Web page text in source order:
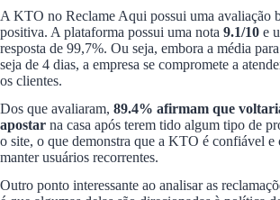
A KTO no Reclame Aqui possui uma avaliação
positiva. A plataforma possui uma nota 9.1/10 e
resposta de 99,7%. Ou seja, embora a média
seja de 4 dias, a empresa se compromete a
os clientes.
Dos que avaliaram, 89.4% afirmam que
apostar na casa após terem tido algum tipo de
o site, o que demonstra que a KTO é confiável e
manter usuários recorrentes.
Outro ponto interessante ao analisar as